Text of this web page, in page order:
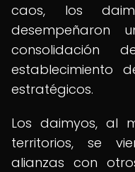
caos, los
establecimiento
estratégicos.
Los daimyos, al
territorios, se
alianzas con